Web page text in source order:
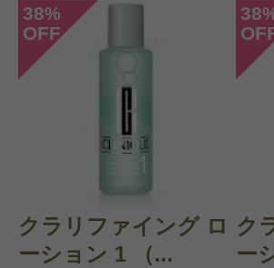
投稿日
めす子 様
感じた効能：毛穴
購入品：エクスフォリ
潤いを残しつつすっき
かあか抜けたように肌
38%
OFF
クラリファイング ロ
ーション 1 （...
38
ク
ー